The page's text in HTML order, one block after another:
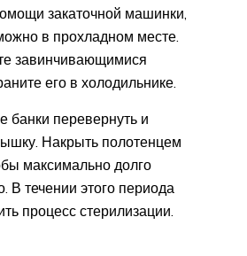
закаточной машинки,
в прохладном месте.
завинчивающимися
его в холодильнике.
банки перевернуть и
Накрыть полотенцем
максимально долго
В течении этого периода
процесс стерилизации.